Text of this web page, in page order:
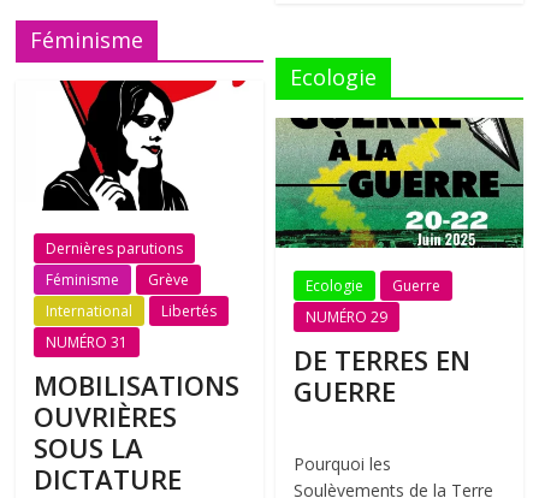
Féminisme
Dernières parutions
Féminisme
Grève
International
Libertés
NUMÉRO 31
MOBILISATIONS
OUVRIÈRES
SOUS LA
DICTATURE
Ecologie
Ecologie
Guerre
NUMÉRO 29
DE TERRES EN
GUERRE
Pourquoi les
Soulèvements de la Terre